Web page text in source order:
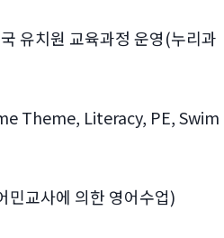
유치원 교육과정 운영(누리과
Theme, Literacy, PE, Swim
민교사에 의한 영어수업)